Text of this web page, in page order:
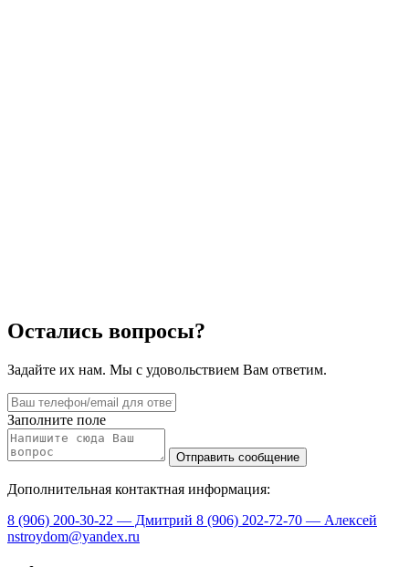
Остались вопросы?
Задайте их нам. Мы с удовольствием Вам ответим.
Заполните поле
Дополнительная контактная информация:
8 (906) 200-30-22 — Дмитрий 8 (906) 202-72-70 — Алексей
nstroydom@yandex.ru